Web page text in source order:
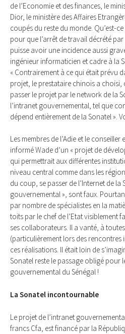
de l’Economie et des finances, le
Dior, le ministère des Affaires
coupés du reste du monde. Qu’est-
pour que l’arrêt de travail décrété
puisse avoir une incidence aussi
ingénieur informaticien et cadre à la
« Contrairement à ce qui était prévu
projet, le prestataire chinois a
passer le projet par le network de la
l’intranet gouvernemental, tel que
dépend entièrement de la Sonatel ».
Les membres de l’Adie et le
informé Wade d’un « projet de
qui permettrait aux différentes
niveau central comme dans les
du coup, se passer de l’Internet de la
gouvernemental », sont faux.
par nombre de spécialistes en la
toits par le chef de l’Etat visiblement
ses collaborateurs. Il a vanté, à
(particulièrement lors des rencontres
ces réalisations. Il était loin de
Sonatel reste le passage obligé pour
gouvernemental du Sénégal !
La Sonatel incontournable
Le projet de l’intranet
francs Cfa, est financé par la